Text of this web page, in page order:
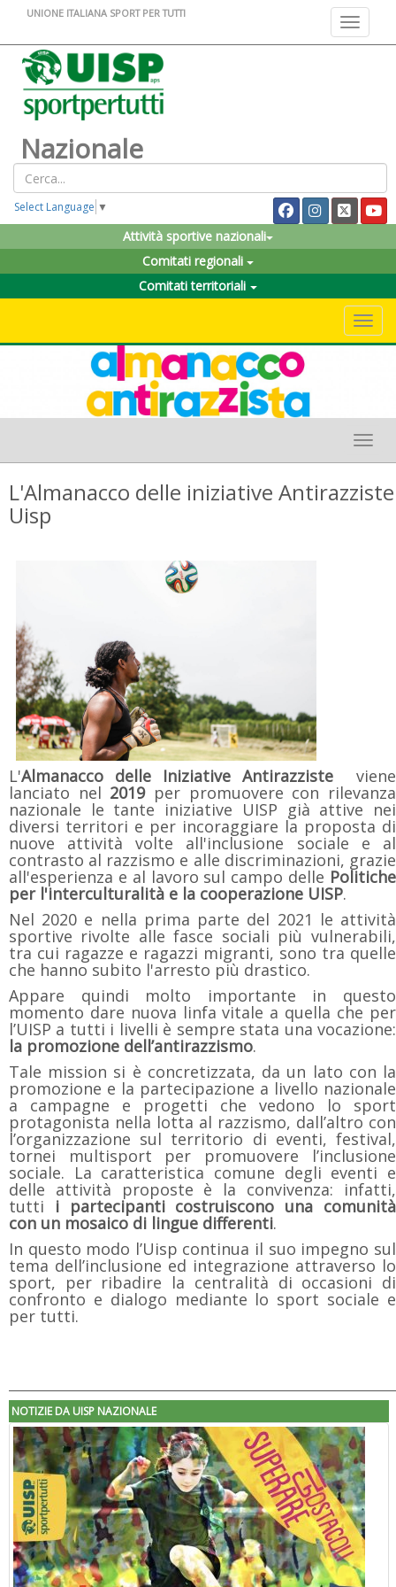
Toggle
UNIONE ITALIANA SPORT PER TUTTI
Nazionale
Select Language ▼
Attività sportive nazionali
Comitati regionali
Comitati territoriali
L'Almanacco delle iniziative Antirazziste
Uisp
L'Almanacco delle Iniziative Antirazziste viene
lanciato nel 2019per promuovere con rilevanza
nazionale le tante iniziative UISP già attive nei
diversi territori e per incoraggiare la proposta di
nuove attività volte all'inclusione sociale e al
contrasto al razzismo e alle discriminazioni, grazie
all'esperienza e al lavoro sul campo delle Politiche
per l'interculturalità e la cooperazione UISP.
Nel 2020 e nella prima parte del 2021 le attività
sportive rivolte alle fasce sociali più vulnerabili,
tra cui ragazze e ragazzi migranti, sono tra quelle
che hanno subito l'arresto più drastico.
Appare quindi molto importante in questo
momento dare nuova linfa vitale a quella che per
l’UISP a tutti i livelli è sempre stata una vocazione:
la promozione dell’antirazzismo.
Tale mission si è concretizzata, da un lato con la
promozione e la partecipazione a livello nazionale
a campagne e progetti che vedono lo sport
protagonista nella lotta al razzismo, dall’altro con
l’organizzazione sul territorio di eventi, festival,
tornei multisport per promuovere l’inclusione
sociale. La caratteristica comune degli eventi e
delle attività proposte è la convivenza: infatti,
tutti i partecipanti costruiscono una comunità
con un mosaico di lingue differenti.
In questo modo l’Uisp continua il suo impegno sul
tema dell’inclusione ed integrazione attraverso lo
sport, per ribadire la centralità di occasioni di
confronto e dialogo mediante lo sport sociale e
per tutti.
NOTIZIE DA UISP NAZIONALE